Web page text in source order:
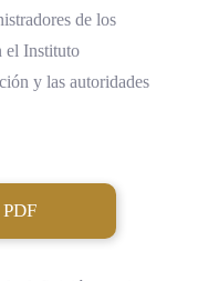
de los
el Instituto
y las autoridades